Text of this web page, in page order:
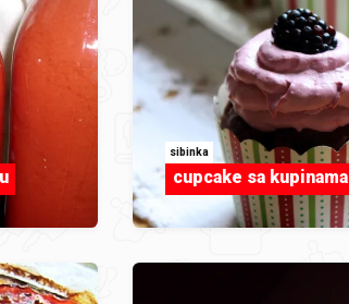
sibinka
cupcake sa kupinama